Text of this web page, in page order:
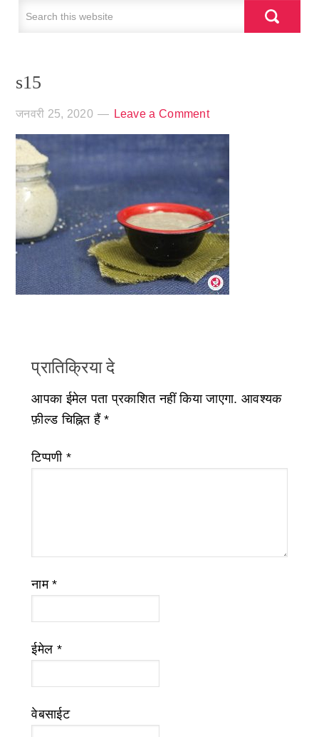
s15
जनवरी 25, 2020 Leave a Comment
प्रातिक्रिया दे
आपका ईमेल पता प्रकाशित नहीं किया जाएगा. आवश्यक
फ़ील्ड चिह्नित हैं*
टिप्पणी *
नाम*
ईमेल *
वेबसाईट